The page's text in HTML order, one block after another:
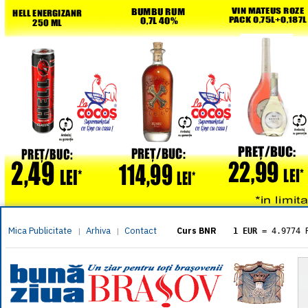
Mica Publicitate | Arhiva | Contact Curs BNR 1 EUR = 4.9774
= 5.8304
1 XAU= 464.4611
1 AED= 1.1933
1 AUD= 2.7957
1 BGN= 2.5449